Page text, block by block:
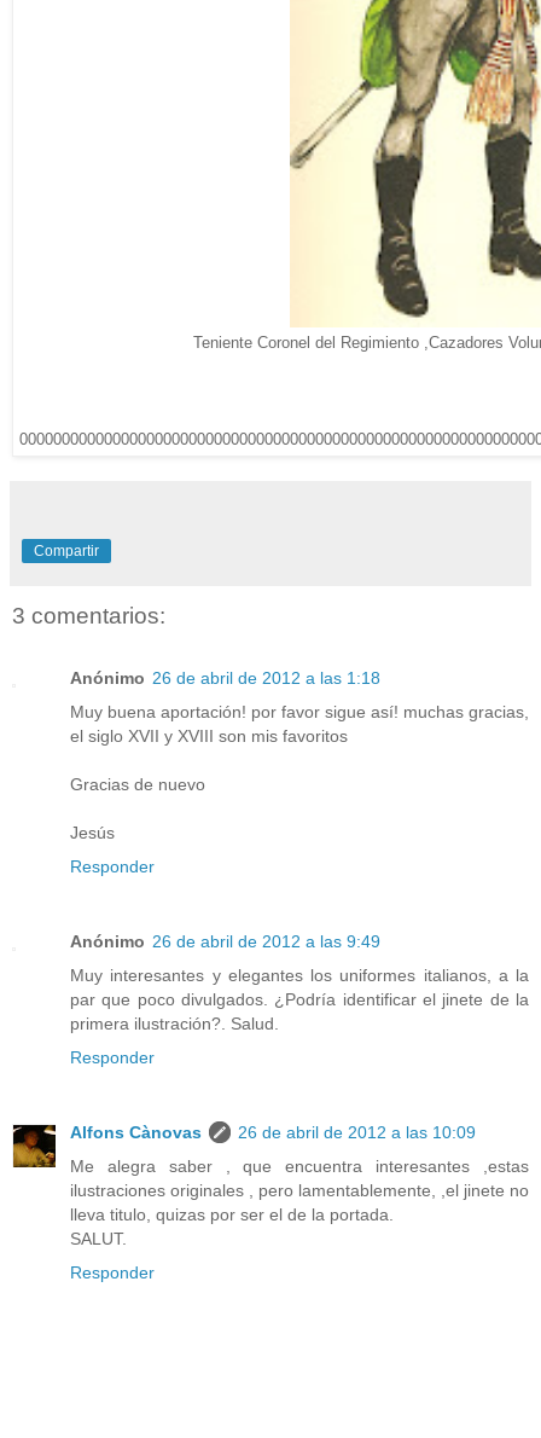
Teniente Coronel del Regimiento ,Cazadores
Compartir
3 comentarios:
Anónimo 26 de abril de 2012 a las 1:18
Muy buena aportación! por favor sigue así! muchas gracias,
el siglo XVII y XVIII son mis favoritos
Gracias de nuevo
Jesús
Responder
Anónimo 26 de abril de 2012 a las 9:49
Muy interesantes y elegantes los uniformes italianos, a la
par que poco divulgados. ¿Podría identificar el jinete de la
primera ilustración?. Salud.
Responder
Alfons Cànovas
26 de abril de 2012 a las 10:09
Me alegra saber , que encuentra interesantes ,estas
ilustraciones originales , pero lamentablemente, ,el jinete no
lleva titulo, quizas por ser el de la portada.
SALUT.
Responder